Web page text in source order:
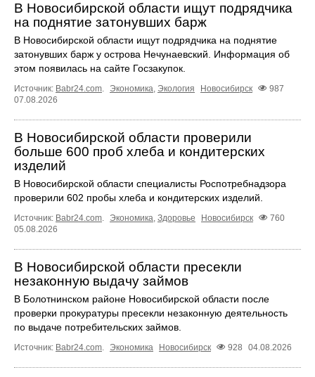
В Новосибирской области ищут подрядчика
на поднятие затонувших барж
В Новосибирской области ищут подрядчика на поднятие
затонувших барж у острова Нечунаевский. Информация об
этом появилась на сайте Госзакупок.
Источник: Babr24.com. Экономика, Экология Новосибирск
987
07.08.2026
В Новосибирской области проверили
больше 600 проб хлеба и кондитерских
изделий
В Новосибирской области специалисты Роспотребнадзора
проверили 602 пробы хлеба и кондитерских изделий.
Источник: Babr24.com. Экономика, Здоровье Новосибирск
760
05.08.2026
В Новосибирской области пресекли
незаконную выдачу займов
В Болотнинском районе Новосибирской области после
проверки прокуратуры пресекли незаконную деятельность
по выдаче потребительских займов.
Источник: Babr24.com. Экономика Новосибирск 928 04.08.2026